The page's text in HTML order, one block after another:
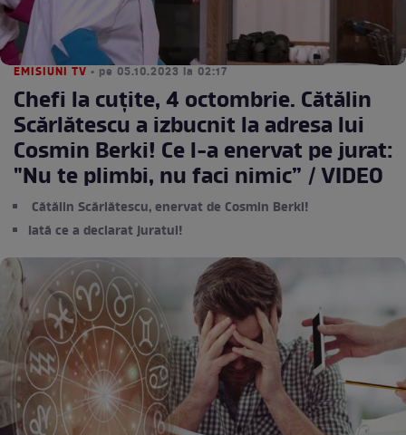
EMISIUNI TV • pe 05.10.2023 la 02:17
Chefi la cuțite, 4 octombrie. Cătălin
Scărlătescu a izbucnit la adresa lui
Cosmin Berki! Ce l-a enervat pe jurat:
"Nu te plimbi, nu faci nimic” / VIDEO
Cătălin Scărlătescu, enervat de Cosmin Berki!
Iată ce a declarat juratul!